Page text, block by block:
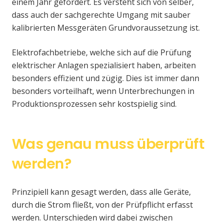
dass auch der sachgerechte Umgang mit sauber
kalibrierten Messgeräten Grundvoraussetzung ist.
Elektrofachbetriebe, welche sich auf die Prüfung
elektrischer Anlagen spezialisiert haben, arbeiten
besonders effizient und zügig. Dies ist immer dann
besonders vorteilhaft, wenn Unterbrechungen in
Produktionsprozessen sehr kostspielig sind.
Was genau muss überprüft
werden?
Prinzipiell kann gesagt werden, dass alle Geräte,
durch die Strom fließt, von der Prüfpflicht erfasst
werden. Unterschieden wird dabei zwischen